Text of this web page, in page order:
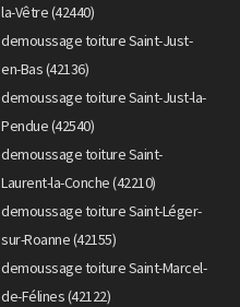
la-Vêtre (42440)
demoussage toiture Saint-Just-
en-Bas (42136)
demoussage toiture Saint-Just-la-
Pendue (42540)
demoussage toiture Saint-
Laurent-la-Conche (42210)
demoussage toiture Saint-Léger-
sur-Roanne (42155)
demoussage toiture Saint-Marcel-
de-Félines (42122)